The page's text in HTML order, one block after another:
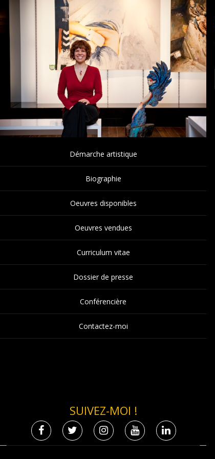
Démarche artistique
Biographie
Oeuvres disponibles
Oeuvres vendues
Curriculum vitae
Dossier de presse
Conférencière
Contactez-moi
SUIVEZ-MOI !